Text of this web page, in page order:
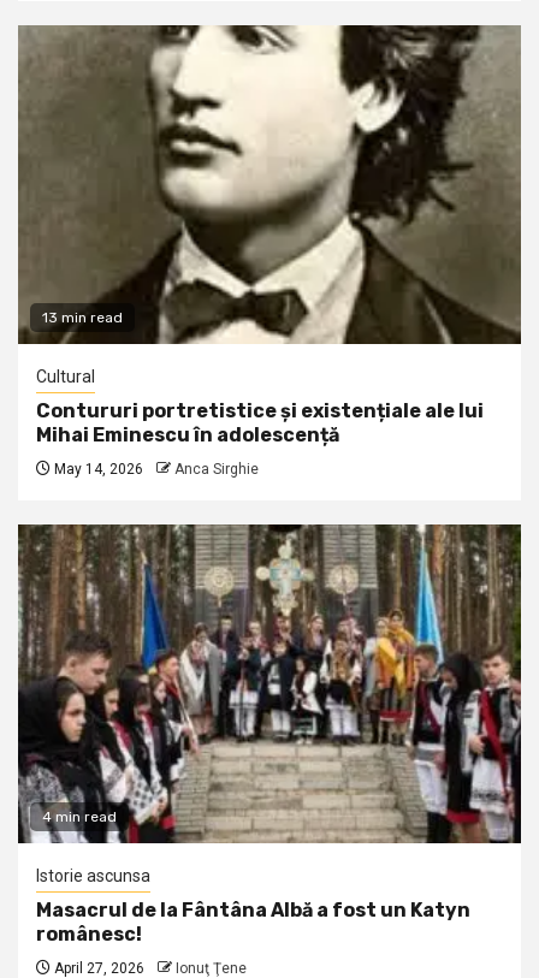
13 min read
Cultural
Contururi portretistice și existențiale ale lui
Mihai Eminescu în adolescență
May 14, 2026 Anca Sirghie
4 min read
Istorie ascunsa
Masacrul de la Fântâna Albă a fost un Katyn
românesc!
April 27, 2026 Ionuţ Ţene